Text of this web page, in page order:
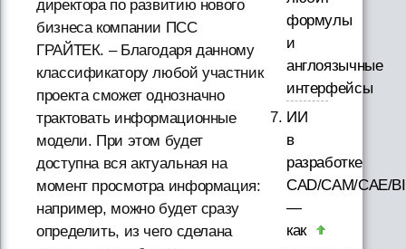
директора по развитию нового
бизнеса компании ПСС
ГРАЙТЕК. – Благодаря данному
классификатору любой участник
проекта сможет однозначно
трактовать информационные
модели. При этом будет
доступна вся актуальная на
момент просмотра информация:
например, можно будет сразу
определить, из чего сделана
формулы
и
англоязычные
интерфейсы
ИИ
в
разработке
CAD/CAM/CAE/
—
как